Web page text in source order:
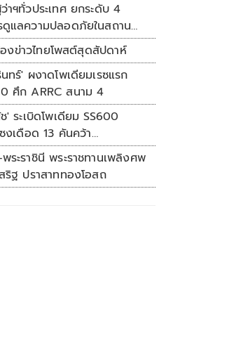
าฯทั่วประเทศ ยกระดับ 4
ดูแลความปลอดภัยในสถาน
งข่าวไทยโพสต์สุดสัปดาห์
ทร์' ผงาดโพเดียมเรซแรก
ศึก ARRC สนาม 4
' ระเบิดโพเดียม SS600
งเดือด 13 คันคว้า
สนาม 4
ระราชินี พระราชทานเพลิงศพ
ริฐ ปราสาททองโอสถ